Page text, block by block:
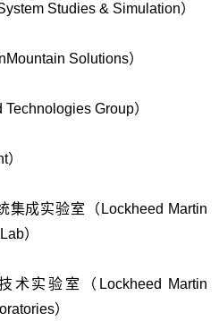
Studies & Simulation）
Solutions）
Group）
集成实验室（Lockheed Martin
）
术实验室（Lockheed Martin
）